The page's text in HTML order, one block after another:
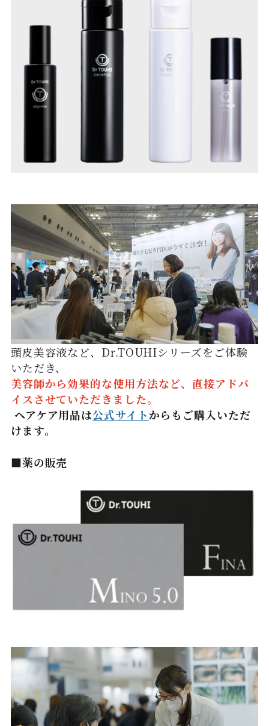
頭皮美容液など、Dr.TOUHIシリーズをご体験
いただき、
美容師から効果的な使用方法など、直接アドバ
イスさせていただきました。
ヘアケア用品は公式サイトからもご購入いただ
けます。
■薬の販売